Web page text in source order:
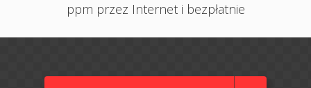
ppm przez Internet i bezpłatnie